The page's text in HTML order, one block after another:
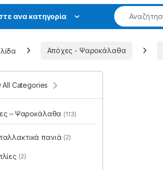
ανα κατηγορία
Απόχες - Ψαροκάλαθα
All Categories
– Ψαροκάλαθα (113)
πανιά (2)
(2)